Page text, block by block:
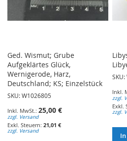
Ged. Wismut; Grube
Aufgeklärtes Glück,
Wernigerode, Harz,
Deutschland; KS; Einzelstück
SKU: W1026805
25,00 €
zzgl. Versand
21,01 €
zzgl. Versand
zzgl.
zzgl.